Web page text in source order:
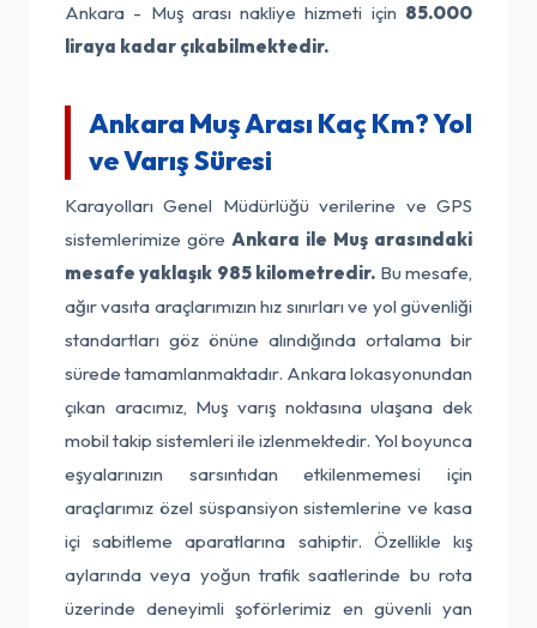
Ankara - Muş arası nakliye hizmeti için 85.000
liraya kadar çıkabilmektedir.
Ankara Muş Arası Kaç Km? Yol
ve Varış Süresi
Karayolları Genel Müdürlüğü verilerine ve GPS
sistemlerimize göre Ankara ile Muş arasındaki
mesafe yaklaşık 985 kilometredir. Bu mesafe,
ağır vasıta araçlarımızın hız sınırları ve yol güvenliği
standartları göz önüne alındığında ortalama bir
sürede tamamlanmaktadır. Ankara lokasyonundan
çıkan aracımız, Muş varış noktasına ulaşana dek
mobil takip sistemleri ile izlenmektedir. Yol boyunca
eşyalarınızın sarsıntıdan etkilenmemesi için
araçlarımız özel süspansiyon sistemlerine ve kasa
içi sabitleme aparatlarına sahiptir. Özellikle kış
aylarında veya yoğun trafik saatlerinde bu rota
üzerinde deneyimli şoförlerimiz en güvenli yan